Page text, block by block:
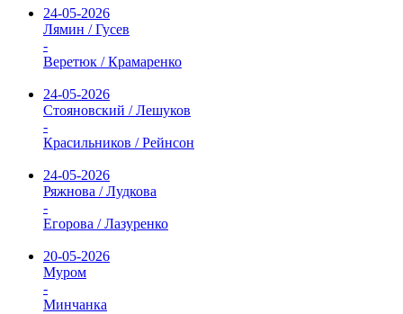
24-05-2026
Лямин / Гусев
-
Веретюк / Крамаренко
24-05-2026
Стояновский / Лешуков
-
Красильников / Рейнсон
24-05-2026
Ряжнова / Лудкова
-
Егорова / Лазуренко
20-05-2026
Муром
-
Минчанка